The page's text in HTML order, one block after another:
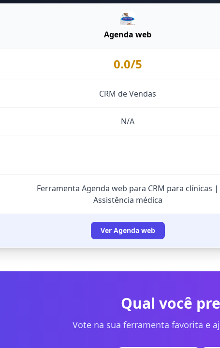
Agenda web
0.0/5
CRM de Vendas
N/A
Ferramenta Agenda web para CRM para clínicas |
Assistência médica
Ver Agenda web
Qual você
Vote na sua ferramenta favorita e